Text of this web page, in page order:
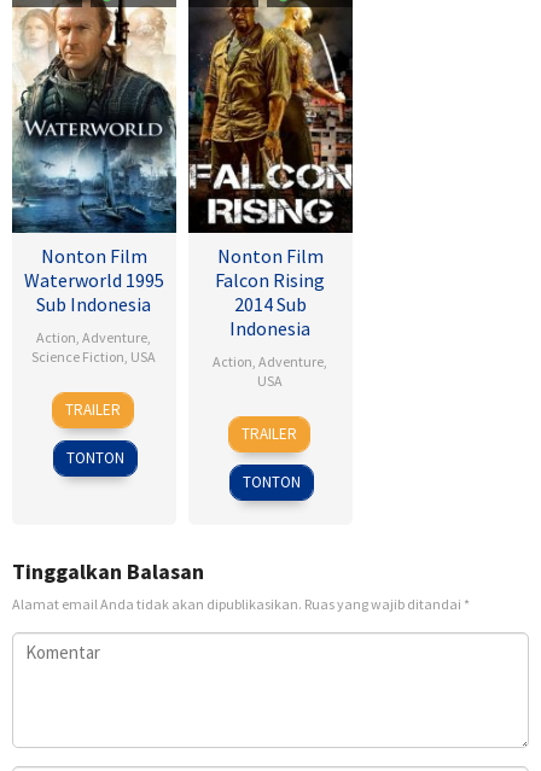
Nonton Film
Waterworld 1995
Sub Indonesia
Action,Adventure,
Science Fiction, USA
28
Jul
1995
Kevin
Reynolds
TRAILER
TONTON
Nonton Film
Falcon Rising
2014 Sub
Indonesia
Action,Adventure,
USA
5
Sep
2014
Ernie
Barbarash
TRAILER
TONTON
Tinggalkan Balasan
Alamat email Anda tidak akan dipublikasikan. Ruas yang wajib ditandai *